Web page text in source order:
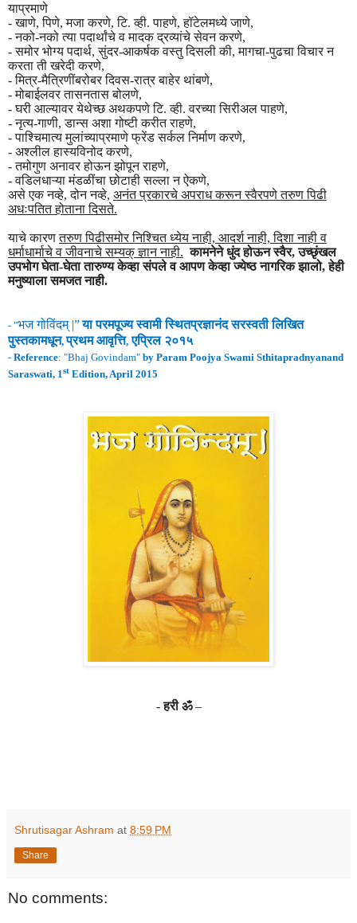
याप्रमाणे
- खाणे, पिणे, मजा करणे, टि. व्ही. पाहणे, हॉटेलमध्ये जाणे,
- नको-नको त्या पदार्थांचे व मादक द्रव्यांचे सेवन करणे,
- समोर भोग्य पदार्थ, सुंदर-आकर्षक वस्तु दिसली की, मागचा-पुढचा विचार न
करता ती खरेदी करणे,
- मित्र-मैत्रिणींबरोबर दिवस-रात्र बाहेर थांबणे,
- मोबाईलवर तासनतास बोलणे,
- घरी आल्यावर येथेच्छ अथकपणे टि. व्ही. वरच्या सिरीअल पाहणे,
- नृत्य-गाणी, डान्स अशा गोष्टी करीत राहणे,
- पाश्चिमात्य मुलांच्याप्रमाणे फ्रेंड सर्कल निर्माण करणे,
- अश्लील हास्यविनोद करणे,
- तमोगुण अनावर होऊन झोपून राहणे,
- वडिलधाऱ्या मंडळींचा छोटाही सल्ला न ऐकणे,
असे एक नव्हे, दोन नव्हे, अनंत प्रकारचे अपराध करून स्वैरपणे तरुण पिढी
अधःपतित होताना दिसते.
याचे कारणतरुण पिढीसमोर निश्चित ध्येय नाही, आदर्श नाही, दिशा नाही व
धर्माधार्माचे व जीवनाचे सम्यक् ज्ञान नाही. कामनेने धुंद होऊन स्वैर, उच्छृंखल
उपभोग घेता-घेता तारुण्य केव्हा संपले व आपण केव्हा ज्येष्ठ नागरिक झालो, हेही
मनुष्याला समजत नाही.
- "भज गोविंदम् |”या परमपूज्य स्वामीस्थितप्रज्ञानंदसरस्वती लिखित
पुस्तकामधून,प्रथमआवृत्ति, एप्रिल २०१५
- Reference: "Bhaj Govindam" by Param Poojya Swami Sthitapradnyanand
Saraswati, 1st Edition, April 2015
-हरी ॐ–
Shrutisagar Ashram at 8:59 PM
Share
No comments: